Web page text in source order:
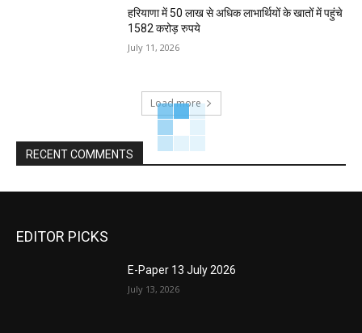
हरियाणा में 50 लाख से अधिक लाभार्थियों के खातों में पहुंचे
1582 करोड़ रुपये
July 11, 2026
Load more
RECENT COMMENTS
EDITOR PICKS
E-Paper 13 July 2026
July 13, 2026